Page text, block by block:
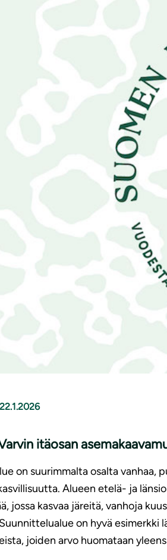
22.1.2026
itäosan
on suurimmalta osalta vanhaa,
Alueen etelä- ja
jossa kasvaa järeitä, vanhoja
on hyvä esimerkki
joiden arvo huomataan